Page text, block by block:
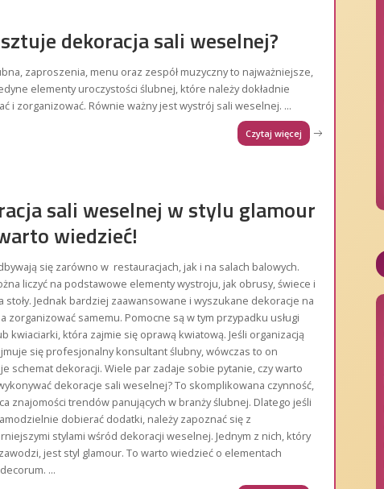
dekoracja sali weselnej?
zaproszenia, menu oraz zespół muzyczny to najważniejsze,
elementy uroczystości ślubnej, które należy dokładnie
i zorganizować. Równie ważny jest wystrój sali weselnej. ...
Czytaj więcej
sali weselnej w stylu glamour
wiedzieć!
się zarówno w restauracjach, jak i na salach balowych.
liczyć na podstawowe elementy wystroju, jak obrusy, świece i
stoły. Jednak bardziej zaawansowane i wyszukane dekoracje na
zorganizować samemu. Pomocne są w tym przypadku usługi
kwiaciarki, która zajmie się oprawą kwiatową. Jeśli organizacją
się profesjonalny konsultant ślubny, wówczas to on
schemat dekoracji. Wiele par zadaje sobie pytanie, czy warto
dekoracje sali weselnej? To skomplikowana czynność,
znajomości trendów panujących w branży ślubnej. Dlatego jeśli
dobierać dodatki, należy zapoznać się z
stylami wśród dekoracji weselnej. Jednym z nich, który
jest styl glamour. To warto wiedzieć o elementach
...